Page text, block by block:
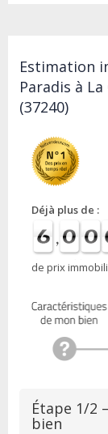
Estimation
Paradis à
(37240)
Déjà plus de :
de prix
Étape 1/2
bien